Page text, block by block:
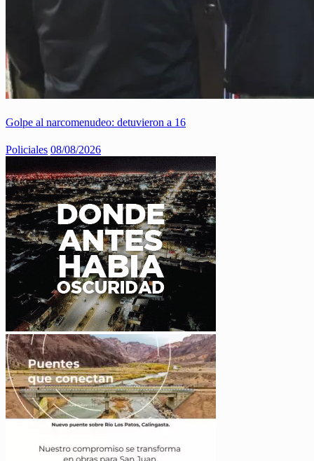
Golpe al narcomenudeo: detuvieron a 16
Policiales 08/08/2026